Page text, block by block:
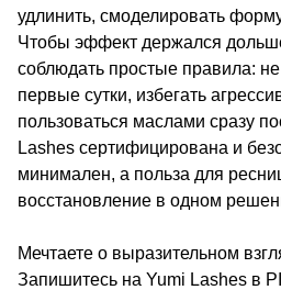
удлинить, смоделировать
Чтобы эффект держался
соблюдать простые правила:
первые сутки, избегать
пользоваться маслами сразу
Lashes сертифицирована и
минимален, а польза для
восстановление в одном
Мечтаете о выразительном
Запишитесь на Yumi Lashes в